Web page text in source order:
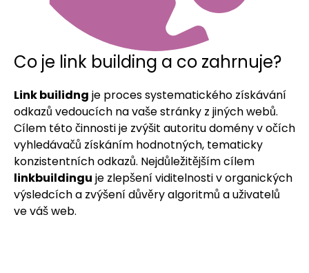
Co je link building a co zahrnuje?
Link builidng je proces systematického získávání
odkazů vedoucích na vaše stránky z jiných webů.
Cílem této činnosti je zvýšit autoritu domény v očích
vyhledávačů získáním hodnotných, tematicky
konzistentních odkazů. Nejdůležitějším cílem
linkbuildingu je zlepšení viditelnosti v organických
výsledcích a zvýšení důvěry algoritmů a uživatelů
ve váš web.